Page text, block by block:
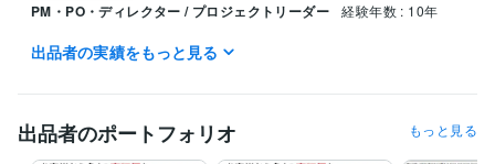
PM・PO・ディレクター / プロジェクトリーダー 経験年数 : 10年
職歴
ココナラ　プラチナランク
出品者の実績をもっと見る
出品者のポートフォリオ もっと見る